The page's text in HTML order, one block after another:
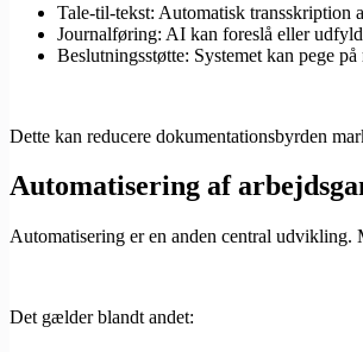
Tale-til-tekst: Automatisk transskription
Journalføring: AI kan foreslå eller
Beslutningsstøtte: Systemet kan pege
Dette kan reducere dokumentationsbyrden
Automatisering af
Automatisering er en anden central udvikling.
Det gælder blandt andet: